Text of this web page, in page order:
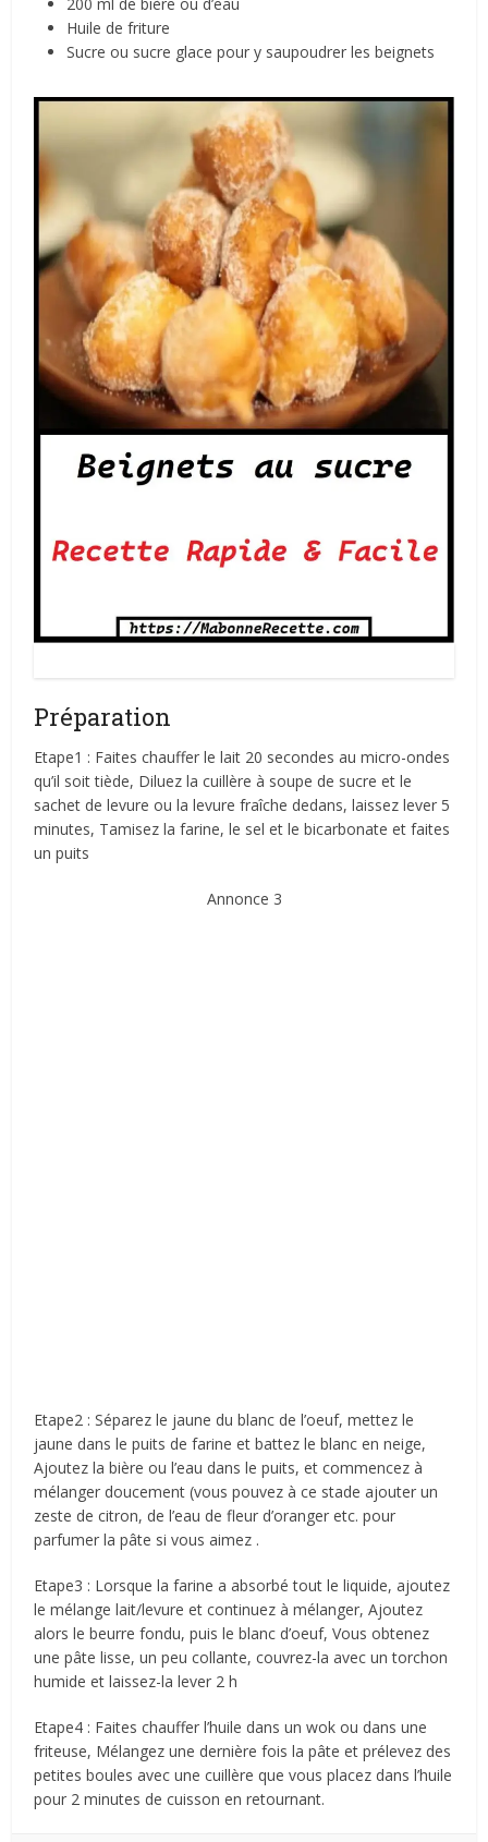
Huile de friture
Sucre ou sucre glace pour y saupoudrer les beignets
Préparation
Etape1 : Faites chauffer le lait 20 secondes au micro-ondes
qu’il soit tiède, Diluez la cuillère à soupe de sucre et le
sachet de levure ou la levure fraîche dedans, laissez lever 5
minutes, Tamisez la farine, le sel et le bicarbonate et faites
un puits
Annonce 3
Etape2 : Séparez le jaune du blanc de l’oeuf, mettez le
jaune dans le puits de farine et battez le blanc en neige,
Ajoutez la bière ou l’eau dans le puits, et commencez à
mélanger doucement (vous pouvez à ce stade ajouter un
zeste de citron, de l’eau de fleur d’oranger etc. pour
parfumer la pâte si vous aimez .
Etape3 : Lorsque la farine a absorbé tout le liquide, ajoutez
le mélange lait/levure et continuez à mélanger, Ajoutez
alors le beurre fondu, puis le blanc d’oeuf, Vous obtenez
une pâte lisse, un peu collante, couvrez-la avec un torchon
humide et laissez-la lever 2 h
Etape4 : Faites chauffer l’huile dans un wok ou dans une
friteuse, Mélangez une dernière fois la pâte et prélevez des
petites boules avec une cuillère que vous placez dans l’huile
pour 2 minutes de cuisson en retournant.